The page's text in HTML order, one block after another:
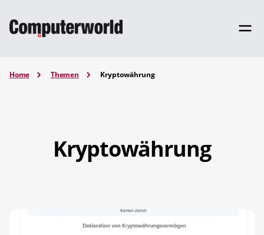
Home Themen Kryptowährung
Kryptowährung